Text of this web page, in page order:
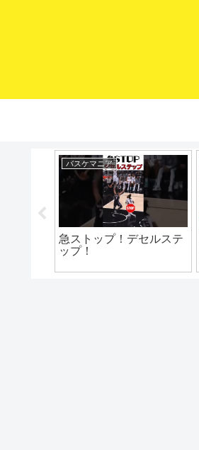
ス上達
mituaki TV
ダブドリにならないポケ
ット！ポイントは「肩」
達 ドリブル練習 ドリ